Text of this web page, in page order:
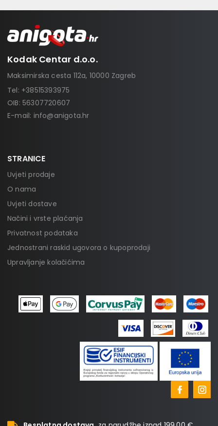
Kodak Centar d.o.o.
Maksimirska cesta 112a, 10000 Zagreb
Tel: +38515393975
OIB: 56307720607
E-mail: info@anigota.hr
STRANICE
Uvjeti prodaje
O nama
Uvjeti dostave
Načini i vrste plaćanja
Privatnost podataka
Jednostrani raskid ugovora o kupoprodaji
Upravljanje kolačićima